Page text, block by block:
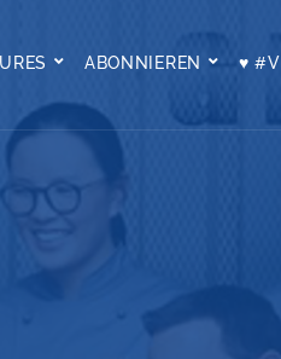
ABONNIEREN ♥